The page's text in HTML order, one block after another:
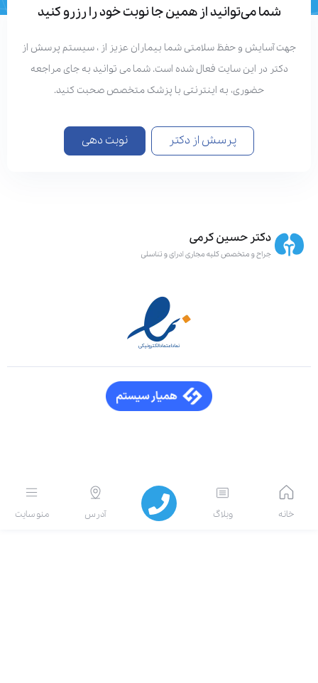
شما می‌توانید از همین جا نوبت خود را رزرو کنید
آسایش و حفظ سلامتی شما بیماران عزیز از ، سیستم پرسش از
دکتر در این سایت فعال شده است. شما می توانید به جای مراجعه
حضوری، به اینترنتی با پزشک متخصص صحبت کنید.
پرسش از دکتر نوبت دهی
منو سایت